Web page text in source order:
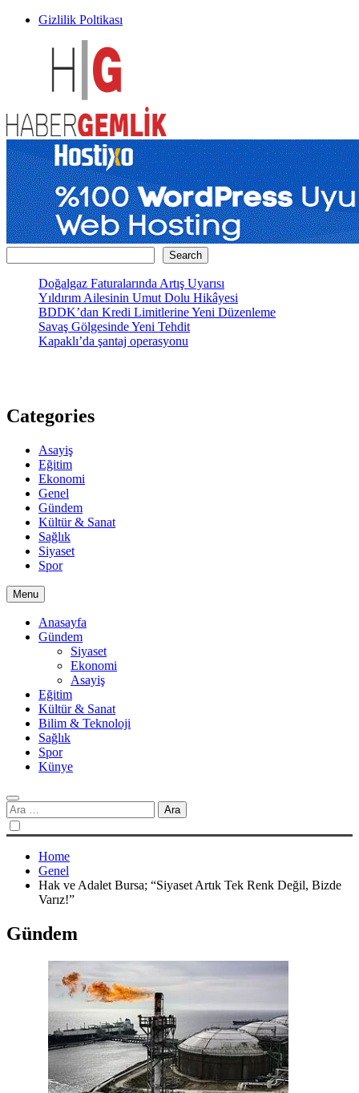
Skip
Gizlilik Poltikası
HaberGemlik.com
Gemlik'ten Haberdar Olun!
Search
Doğalgaz Faturalarında Artış Uyarısı
Yıldırım Ailesinin Umut Dolu Hikâyesi
BDDK’dan Kredi Limitlerine Yeni Düzenleme
Savaş Gölgesinde Yeni Tehdit
Kapaklı’da şantaj operasyonu
Categories
Asayiş
Eğitim
Ekonomi
Genel
Gündem
Kültür & Sanat
Sağlık
Siyaset
Spor
Menu
Anasayfa
Gündem
Siyaset
Ekonomi
Asayiş
Eğitim
Kültür & Sanat
Bilim & Teknoloji
Sağlık
Spor
Künye
Arama:
Home
Genel
Hak ve Adalet Bursa; “Siyaset Artık Tek Renk Değil, Bizde
Varız!”
Gündem